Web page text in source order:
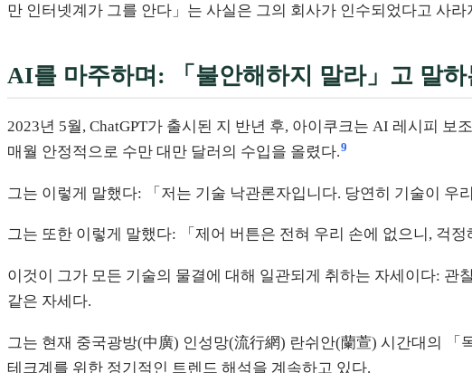
만 인터넷계가 그를 안다」는 사실은 그의 회사가 인수되었다고 사라
AI를 마주하며: 「불안해하지 말라」고 말
2023년 5월, ChatGPT가 출시된 지 반년 후, 아이쿠크는 AI 레시피 보
매월 안정적으로 수만 대만 달러의 수입을 올렸다.9
그는 이렇게 말했다: 「저는 기술 낙관론자입니다. 당연히 기술이 우
그는 또한 이렇게 말했다: 「제어 버튼은 전혀 우리 손에 없으니, 걱
이것이 그가 모든 기술의 물결에 대해 일관되게 취하는 자세이다:
같은 자세다.
그는 현재 중국광방(中廣) 인성망(流行網) 란쉬안(蘭萱) 시간대의
테크계를 위한 정기적인 트렌드 해석을 계속하고 있다.